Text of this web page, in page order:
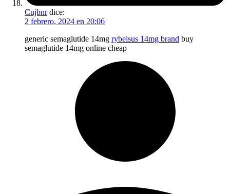
Cujbnr dice:
2 febrero, 2024 en 20:06
generic semaglutide 14mg rybelsus 14mg brand buy
semaglutide 14mg online cheap